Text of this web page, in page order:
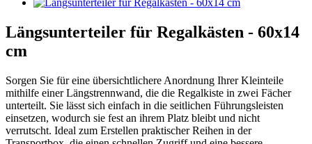
Längsunterteiler für Regalkästen - 60x14
cm
Sorgen Sie für eine übersichtlichere Anordnung Ihrer Kleinteile
mithilfe einer Längstrennwand, die die Regalkiste in zwei Fächer
unterteilt. Sie lässt sich einfach in die seitlichen Führungsleisten
einsetzen, wodurch sie fest an ihrem Platz bleibt und nicht
verrutscht. Ideal zum Erstellen praktischer Reihen in der